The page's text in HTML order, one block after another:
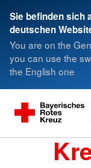
Sie befinden sich
deutschen
You are on the
you can use the
the English one